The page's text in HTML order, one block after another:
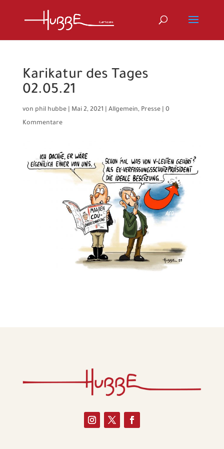
Karikatur des Tages
02.05.21
von phil hubbe| Mai 2, 2021 Allgemein, Presse| 0
Kommentare